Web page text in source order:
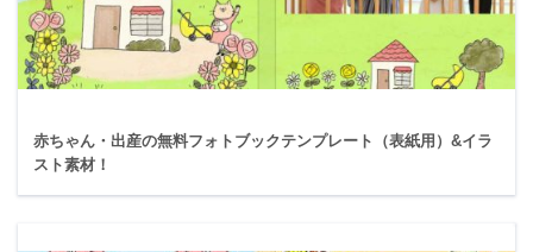
赤ちゃん・出産の無料フォトブックテンプレート（表紙用）&イラ
スト素材！